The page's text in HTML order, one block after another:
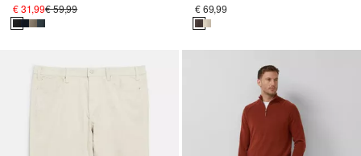
€ 31,99€ 59,99 € 69,99